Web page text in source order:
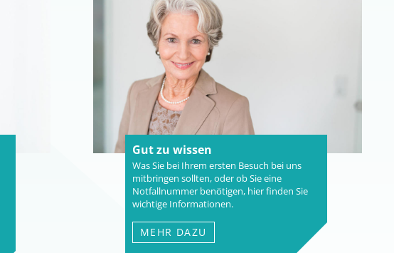
Gut zu wissen
Was Sie bei Ihrem ersten Besuch bei uns
mitbringen sollten, oder ob Sie eine
Notfallnummer benötigen, hier finden Sie
wichtige Informationen.
MEHR DAZU